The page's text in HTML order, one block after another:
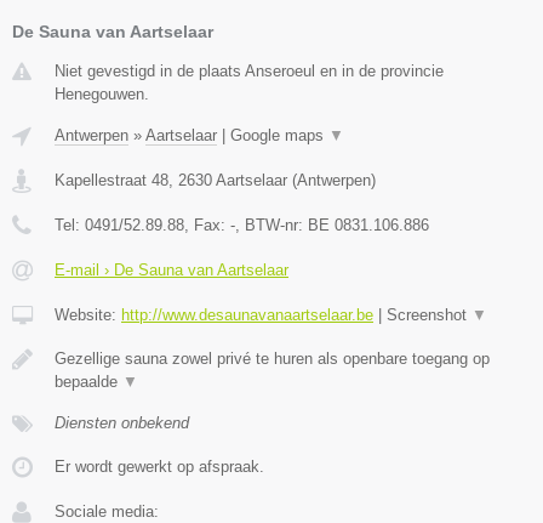
De Sauna van Aartselaar
Niet gevestigd in de plaats Anseroeul en in de provincie
Henegouwen.
Antwerpen » Aartselaar Google maps ▼
Kapellestraat 48, 2630 Aartselaar (Antwerpen)
Tel: 0491/52.89.88, Fax: -, BTW-nr: BE 0831.106.886
E-mail › De Sauna van Aartselaar
Website: http://www.desaunavanaartselaar.be Screenshot ▼
Gezellige sauna zowel privé te huren als openbare toegang op
bepaalde ▼
Diensten onbekend
Er wordt gewerkt op afspraak.
Sociale media: